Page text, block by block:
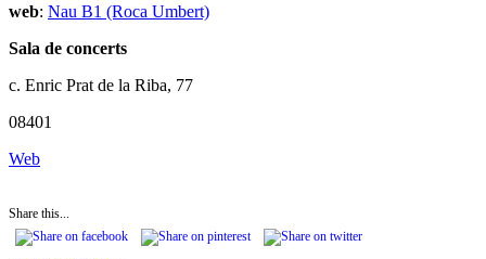
web: Nau B1 (Roca Umbert)
Sala de concerts
c. Enric Prat de la Riba, 77
08401
Web
Share this...